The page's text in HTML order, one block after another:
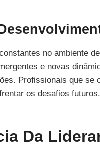
no ambiente
e novas
Profissionais que se
os desafios futuros.
Da